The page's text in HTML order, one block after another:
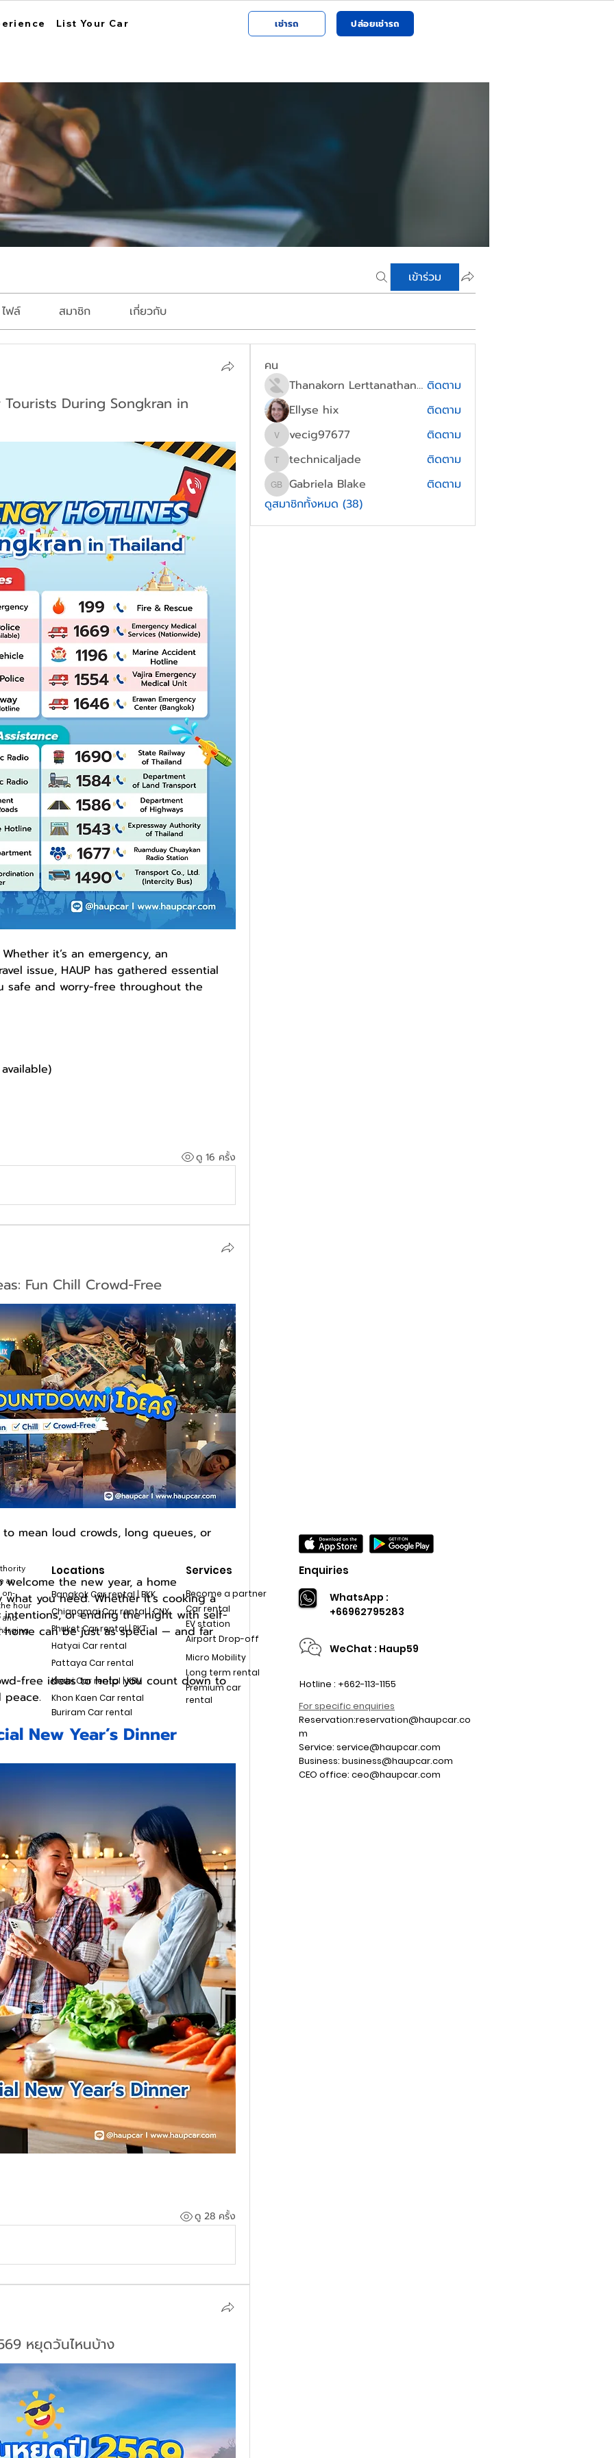
List Your Car เช่ารถ ปล่อยเช่ารถ
เข้าร่วม
ไฟล์ สมาชิก เกี่ยวกับ
During Songkran in
it’s an emergency, an
issue, HAUP has gathered essential
safe and worry-free throughout the
ดู 16 ครั้ง
Fun Chill Crowd-Free
to mean loud crowds, long queues, or
the new year, a home
you need. Whether it’s cooking a
intentions, or ending the night with self-
can be just as special — and far
free ideas to help you count down to
peace.
New Year’s Dinner
ดู 28 ครั้ง
หยุดวันไหนบ้าง
คน
Thanakorn Lerttanathanee ติดตาม
Ellyse hix
ติดตาม
vecig97677
vecig97677 ติดตาม
technicaljade
technicaljade ติดตาม
Gabriela Blake
Gabriela Blake
ติดตาม
ดูสมาชิกทั้งหมด (38)
an
on-
hour
and
Locations
Bangkok Car rental | BKK
Chiangmai Car rental | CNX
Phuket Car rental | PKT
Hatyai Car rental
Pattaya Car rental
Krabi Car rental | KBV
Khon Kaen Car rental
Buriram Car rental
Services
Become a partner
Car rental
EV station
Airport Drop-off
Micro Mobility
Long term rental
Premium car
rental
Enquiries
WhatsApp :
+66962795283
WeChat : Haup59
Hotline : +662-113-1155
For specific enquiries
Reservation:reservation@haupcar.co
m
Service: service@haupcar.com
Business: business@haupcar.com
CEO office: ceo@haupcar.com